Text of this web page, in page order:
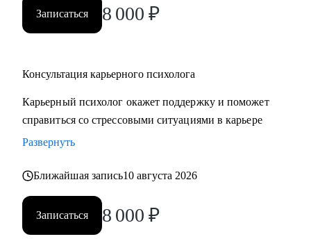
Записаться 8 000 ₽
Консультация карьерного психолога
Карьерный психолог окажет поддержку и поможет
справиться со стрессовыми ситуациями в карьере
Развернуть
Ближайшая запись10 августа 2026
Записаться 8 000 ₽